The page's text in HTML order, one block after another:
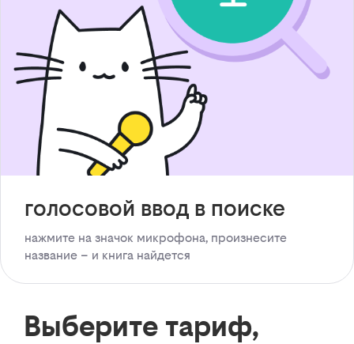
голосовой ввод в поиске
нажмите на значок микрофона, произнесите
название – и книга найдется
Выберите тариф,